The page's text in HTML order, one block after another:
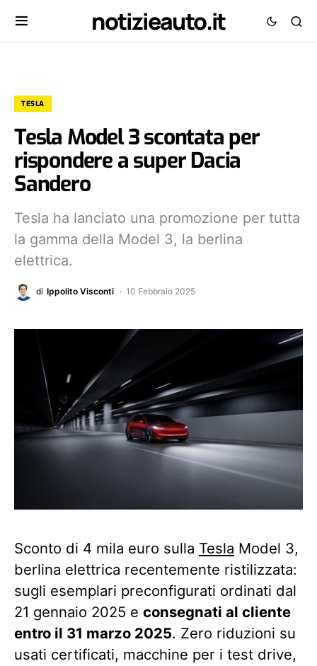
notizieauto.it
TESLA
Tesla Model 3 scontata per
rispondere a super Dacia
Sandero
Tesla ha lanciato una promozione per tutta
la gamma della Model 3, la berlina
elettrica.
di Ippolito Visconti 10 Febbraio 2025
Sconto di 4 mila euro sulla Tesla Model 3,
berlina elettrica recentemente ristilizzata:
sugli esemplari preconfigurati ordinati dal
21 gennaio 2025 e consegnati al cliente
entro il 31 marzo 2025. Zero riduzioni su
usati certificati, macchine per i test drive,